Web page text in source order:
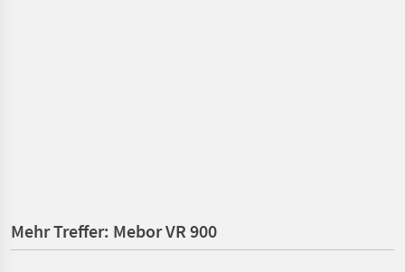
Mehr Treffer: Mebor VR 900